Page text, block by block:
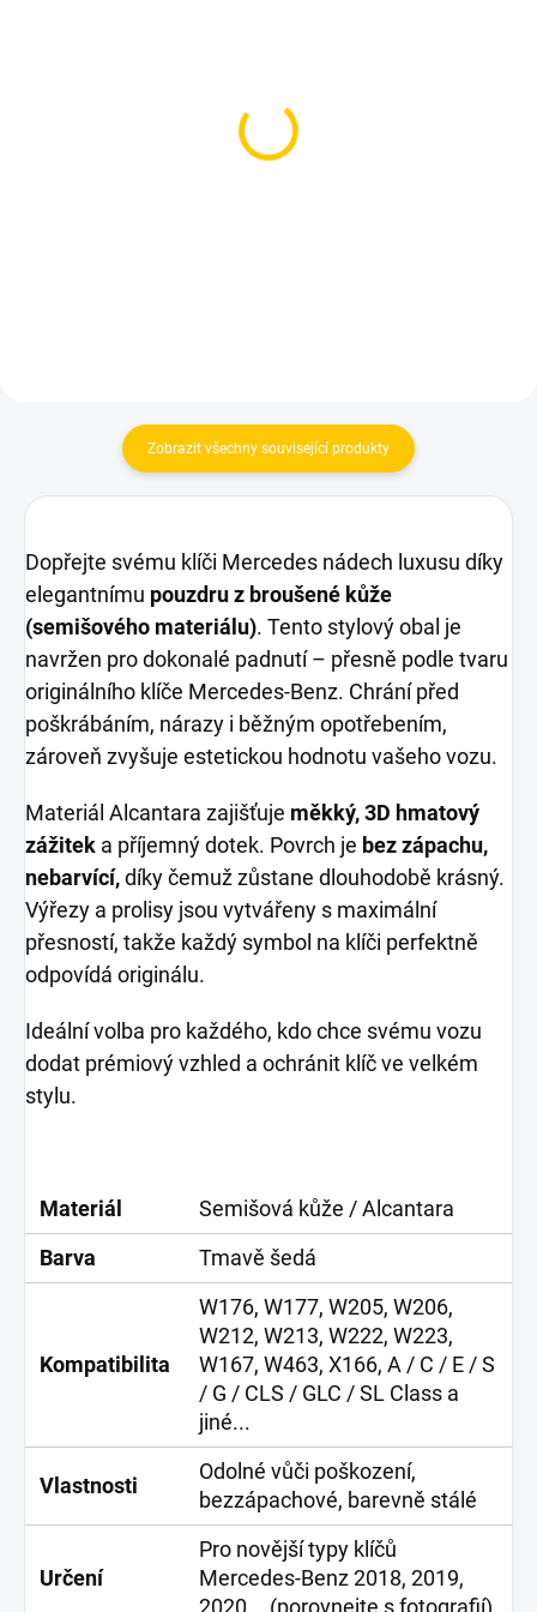
Zobrazit všechny související produkty
Dopřejte svému klíči Mercedes nádech luxusu díky
elegantnímu pouzdru z broušené kůže
(semišového materiálu). Tento stylový obal je
navržen pro dokonalé padnutí – přesně podle tvaru
originálního klíče Mercedes-Benz. Chrání před
poškrábáním, nárazy i běžným opotřebením,
zároveň zvyšuje estetickou hodnotu vašeho vozu.
Materiál Alcantara zajišťuje měkký, 3D hmatový
zážitek a příjemný dotek. Povrch je bez zápachu,
nebarvící,díky čemuž zůstane dlouhodobě krásný.
Výřezy a prolisy jsou vytvářeny s maximální
přesností, takže každý symbol na klíči perfektně
odpovídá originálu.
Ideální volba pro každého, kdo chce svému vozu
dodat prémiový vzhled a ochránit klíč ve velkém
stylu.
Materiál
Semišová kůže / Alcantara
Barva
Tmavě šedá
Kompatibilita
W176, W177, W205, W206,
W212, W213, W222, W223,
W167, W463, X166, A / C / E / S
/ G / CLS / GLC / SL Class a
jiné...
Vlastnosti
Odolné vůči poškození,
bezzápachové, barevně stálé
Určení
Pro novější typy klíčů
Mercedes-Benz 2018, 2019,
2020... (porovnejte s fotografií)